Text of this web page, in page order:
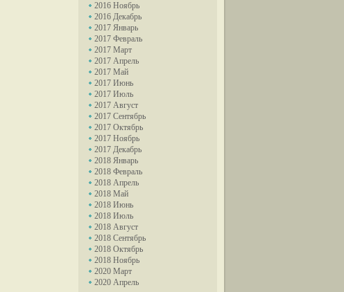
2016 Ноябрь
2016 Декабрь
2017 Январь
2017 Февраль
2017 Март
2017 Апрель
2017 Май
2017 Июнь
2017 Июль
2017 Август
2017 Сентябрь
2017 Октябрь
2017 Ноябрь
2017 Декабрь
2018 Январь
2018 Февраль
2018 Апрель
2018 Май
2018 Июнь
2018 Июль
2018 Август
2018 Сентябрь
2018 Октябрь
2018 Ноябрь
2020 Март
2020 Апрель